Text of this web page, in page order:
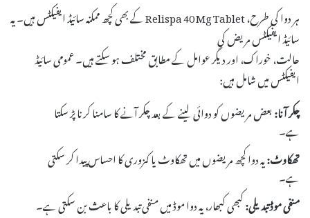
ہر دوا کی طرح، Relispa 40 Mg Tablet کے بھی کچھ ممکنہ سائیڈ ایفیکٹس ہیں۔ یہ
سائیڈ ایفیکٹس مریض کی
حالت، خوراک، اور دیگر عوامل کے مطابق مختلف ہو سکتے ہیں۔ عمومی سائیڈ
ایفیکٹس میں شامل ہیں:
چکر آنا:بعض مریضوں کو دوائی لینے کے بعد چکر آنے کا سامنا کرنا پڑ سکتا
ہے۔
تھکاوٹ:یہ دوا کچھ مریضوں میں تھکاوٹ یا کمزوری کا احساس پیدا کر سکتی
ہے۔
منفی موڈ تبدیلی:کبھی کبھار، یہ دوا موڈ میں منفی تبدیلی کا باعث بن سکتی ہے۔